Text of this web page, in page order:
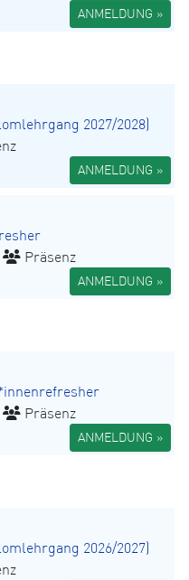
ANMELDUNG »
2027/2028)
ANMELDUNG »
Präsenz
ANMELDUNG »
Präsenz
ANMELDUNG »
2026/2027)